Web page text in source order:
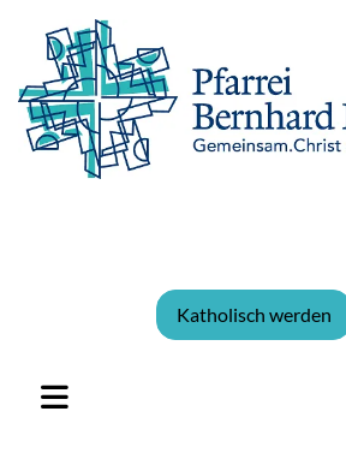
Katholisch werden